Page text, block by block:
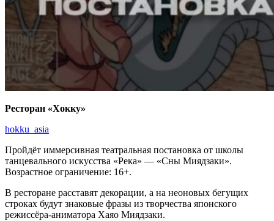
Ресторан «Хокку»
hokku_asia
Пройдёт иммерсивная театральная постановка от школы
танцевального искусства «Река» — «Сны Миядзаки».
Возрастное ограничение: 16+.
В ресторане расставят декорации, а на неоновых бегущих
строках будут знаковые фразы из творчества японского
режиссёра-аниматора Хаяо Миядзаки.